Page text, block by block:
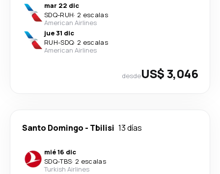
mar 22 dic
SDQ-RUH· 2 escalas
American Airlines
jue 31 dic
RUH-SDQ· 2 escalas
American Airlines
desdeUS$ 3,046
Santo Domingo - Tbilisi 13 días
mié 16 dic
SDQ-TBS· 2 escalas
Turkish Airlines